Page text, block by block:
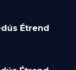
Étrend